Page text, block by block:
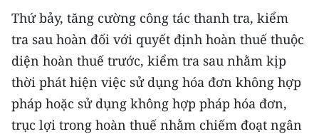
Thứ bảy, tăng cường công tác thanh tra, kiểm
tra sau hoàn đối với quyết định hoàn thuế thuộc
diện hoàn thuế trước, kiểm tra sau nhằm kịp
thời phát hiện việc sử dụng hóa đơn không hợp
pháp hoặc sử dụng không hợp pháp hóa đơn,
trục lợi trong hoàn thuế nhằm chiếm đoạt ngân